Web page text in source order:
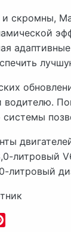
скромны,
системы
литровый
литровый